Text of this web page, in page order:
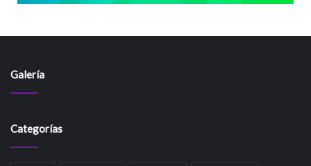
Galería
Categorías